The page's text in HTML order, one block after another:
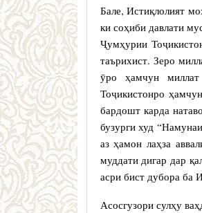
Бале, Истиқлолият
ки соҳиби давлати
Ҷумҳурии
таърихист. Зеро
ӯро ҳамчун
Тоҷикистонро
бардошт карда
бузурги худ
аз ҳамон лаҳза
муддати дигар дар
асри бист дубора ба
Асосгузори сулҳу